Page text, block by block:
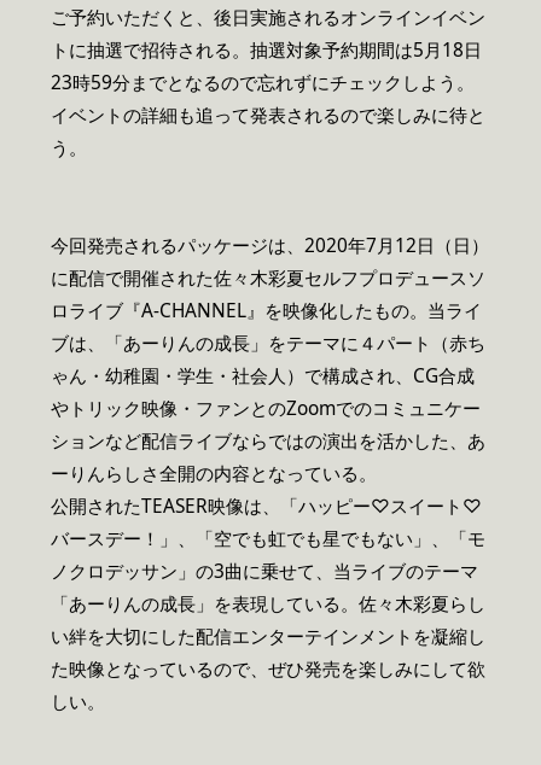
ご予約いただくと、後日実施されるオンラインイベン
トに抽選で招待される。抽選対象予約期間は5月18日
23時59分までとなるので忘れずにチェックしよう。
イベントの詳細も追って発表されるので楽しみに待と
う。
今回発売されるパッケージは、2020年7月12日（日）
に配信で開催された佐々木彩夏セルフプロデュースソ
ロライブ『A-CHANNEL』を映像化したもの。当ライ
ブは、「あーりんの成長」をテーマに４パート（赤ち
ゃん・幼稚園・学生・社会人）で構成され、CG合成
やトリック映像・ファンとのZoomでのコミュニケー
ションなど配信ライブならではの演出を活かした、あ
ーりんらしさ全開の内容となっている。
公開されたTEASER映像は、「ハッピー♡スイート♡
バースデー！」、「空でも虹でも星でもない」、「モ
ノクロデッサン」の3曲に乗せて、当ライブのテーマ
「あーりんの成長」を表現している。佐々木彩夏らし
い絆を大切にした配信エンターテインメントを凝縮し
た映像となっているので、ぜひ発売を楽しみにして欲
しい。